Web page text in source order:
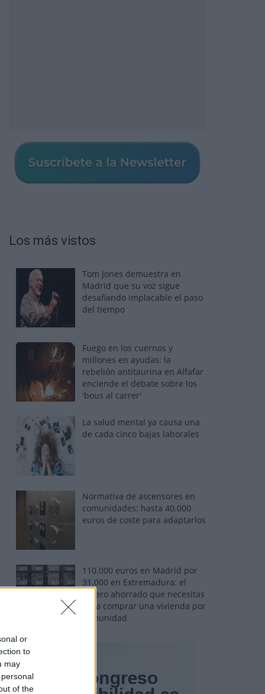
or
to
may
of the
Los más vistos
Tom Jones demuestra en
Madrid que su voz sigue
desafiando implacable el paso
del tiempo
Fuego en los cuernos y
millones en ayudas: la
rebelión antitaurina en Alfafar
enciende el debate sobre los
'bous al carrer'
La salud mental ya causa una
de cada cinco bajas laborales
Normativa de ascensores en
comunidades: hasta 40.000
euros de coste para adaptarlos
110.000 euros en Madrid por
31.000 en Extremadura: el
dinero ahorrado que necesitas
para comprar una vivienda por
comunidad